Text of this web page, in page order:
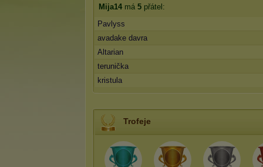
Mija14 má 5 přátel:
Pavlyss
avadake davra
Altarian
terunička
kristula
Trofeje